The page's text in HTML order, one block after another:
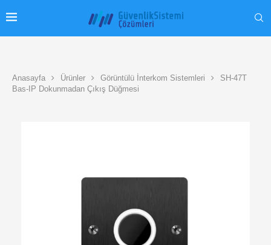
Anasayfa Ürünler Görüntülü İnterkom Sistemleri
SH-47T
Bas-IP Dokunmadan Çıkış Düğmesi